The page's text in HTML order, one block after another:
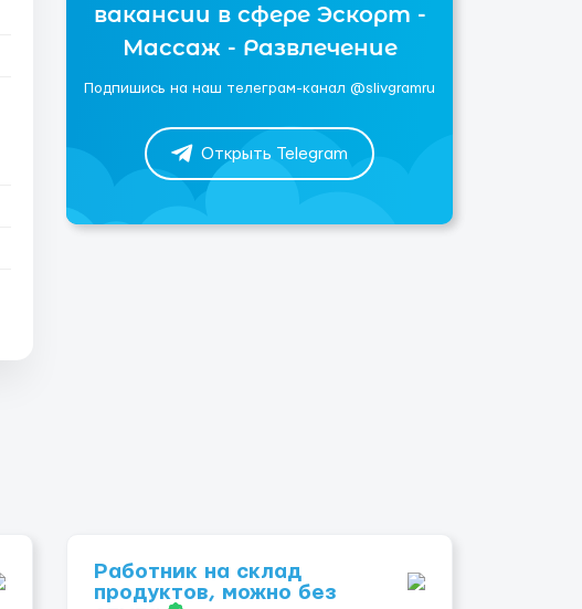
вакансии в сфере Эскорт -
Массаж - Развлечение
Подпишись на наш телеграм-канал @slivgramru
Открыть Telegram
Работник на склад
продуктов, можно без